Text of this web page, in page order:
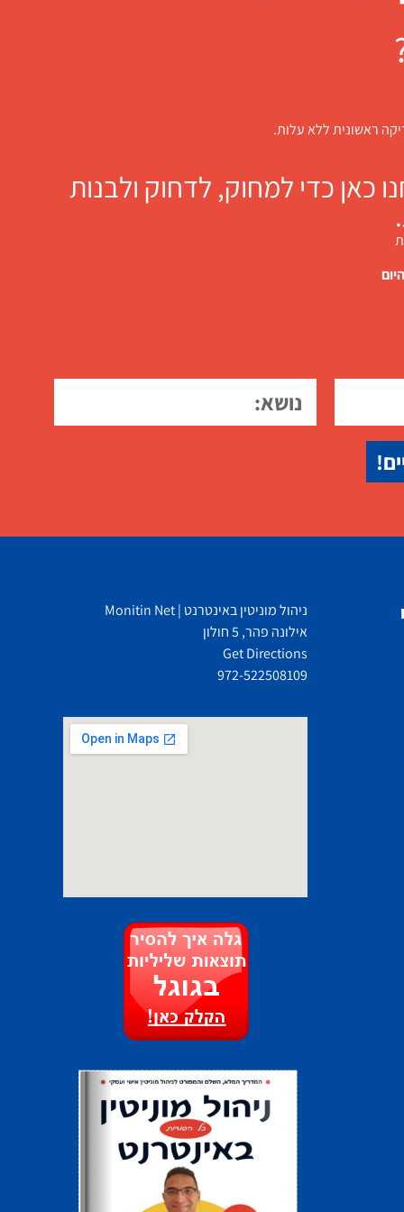
ראשונית ללא עלות.
כדי למחוק, לדחוק ולבנות
ניהול מוניטין באינטרנט | Monitin Net
אילונה פהר, 5 חולון
Get Directions
972-522508109